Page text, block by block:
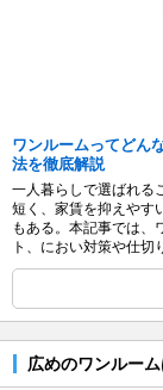
ワンルームってどん
法を徹底解説
一人暮らしで選ばれる
短く、家賃を抑えやす
もある。本記事では、
ト、におい対策や仕切
広めのワンルー